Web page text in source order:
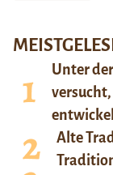
Unter
Alte